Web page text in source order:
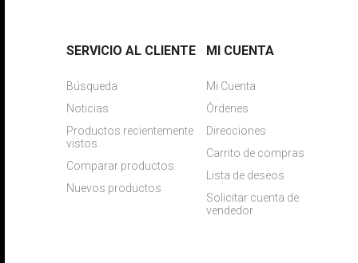
SERVICIO AL CLIENTE
Búsqueda
Noticias
Productos recientemente
vistos
Comparar productos
Nuevos productos
MI CUENTA
Mi Cuenta
Órdenes
Direcciones
Carrito de compras
Lista de deseos
Solicitar cuenta de
vendedor